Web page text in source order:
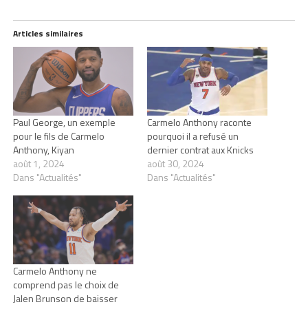
Articles similaires
Paul George, un exemple
pour le fils de Carmelo
Anthony, Kiyan
août 1, 2024
Dans "Actualités"
Carmelo Anthony raconte
pourquoi il a refusé un
dernier contrat aux Knicks
août 30, 2024
Dans "Actualités"
Carmelo Anthony ne
comprend pas le choix de
Jalen Brunson de baisser